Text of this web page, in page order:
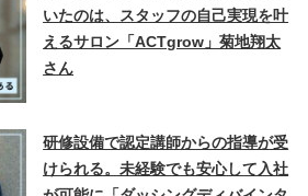
いたのは、スタッフの自己実現を叶
えるサロン「ACTgrow」菊地翔太
さん
研修設備で認定講師からの指導が受
けられる。未経験でも安心して入社